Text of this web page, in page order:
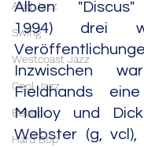
Acid Jazz
Swing
Westcoast Jazz
Cool Jazz
Bebop
Hard Bop
Alben "Discus"
1994) drei
Inzwischen
Fieldhands
Malloy und
Webster (g,